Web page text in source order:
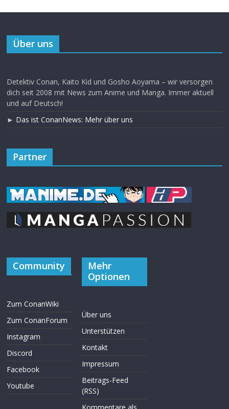
Über uns
Detektiv Conan, Kaito Kid und Gosho Aoyama – wir versorgen
dich seit 2008 mit News zum Anime und Manga. Immer aktuell
und auf Deutsch!
► Das ist ConanNews: Mehr über uns
Partner
Community
Zum ConanWiki
Zum ConanForum
Instagram
Discord
Facebook
Youtube
Mehr
Optionen
Über uns
Unterstützen
Kontakt
Impressum
Beitrags-Feed
(RSS)
Kommentare als